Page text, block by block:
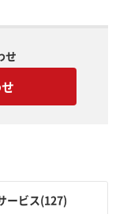
せ
ービス(127)